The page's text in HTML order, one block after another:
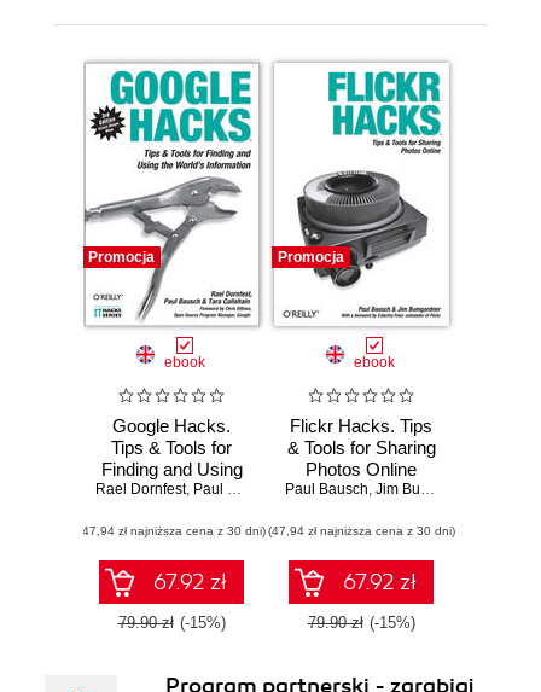
Promocja
ebook
Google Hacks.
Tips & Tools for
Finding and Using
the World's
Edition
Rael Dornfest, Paul Bausch Tara Calishain
(47,94 zł najniższa cena z 30 dni)
67.92 zł
79.90 zł (-15%)
Promocja
ebook
Flickr Hacks. Tips
& Tools for Sharing
Photos Online
Paul Bausch, Jim Bumgardner
(47,94 zł najniższa cena z 30 dni)
67.92 zł
79.90 zł (-15%)
Program partnerski - zarabiaj